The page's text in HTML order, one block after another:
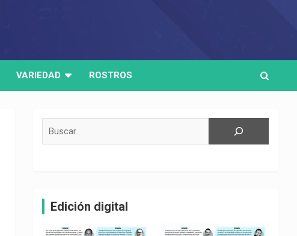
VARIEDAD ROSTROS
Edición digital